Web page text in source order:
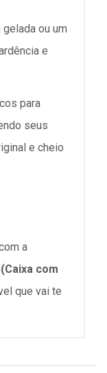
ou um
e
para
seus
e cheio
a
com
que vai te